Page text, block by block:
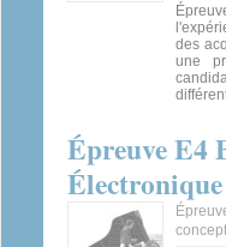
des
une
Épreuve E4